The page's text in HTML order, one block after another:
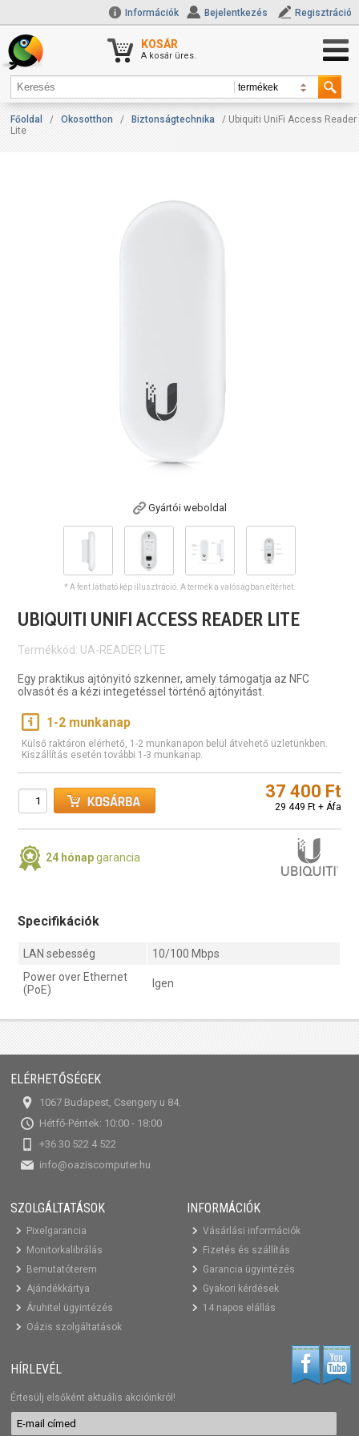
Információk Bejelentkezés Regisztráció
KOSÁR
A kosár üres.
Főoldal / Okosotthon / Biztonságtechnika
/ Ubiquiti UniFi Access Reader
Lite
Gyártói weboldal
* A fent látható kép illusztráció. A termék a valóságban eltérhet.
UBIQUITI UNIFI ACCESS READER LITE
Termékkód: UA-READER LITE
Egy praktikus ajtónyitó szkenner, amely támogatja az NFC
olvasót és a kézi integetéssel történő ajtónyitást.
1-2 munkanap
Külső raktáron elérhető, 1-2 munkanapon belül átvehető üzletünkben.
Kiszállítás esetén további 1-3 munkanap.
37 400 Ft
29 449 Ft + Áfa
24 hónapgarancia
Specifikációk
LAN sebesség
10/100 Mbps
Power over Ethernet
(PoE)
Igen
ELÉRHETŐSÉGEK
1067 Budapest, Csengery u 84.
Hétfő-Péntek: 10:00 - 18:00
+36 30 522 4 522
info@oaziscomputer.hu
SZOLGÁLTATÁSOK
Pixelgarancia
Monitorkalibrálás
Bemutatóterem
Ajándékkártya
Áruhitel ügyintézés
Oázis szolgáltatások
INFORMÁCIÓK
Vásárlási információk
Fizetés és szállítás
Garancia ügyintézés
Gyakori kérdések
14 napos elállás
HÍRLEVÉL
Értesülj elsőként aktuális akcióinkról!